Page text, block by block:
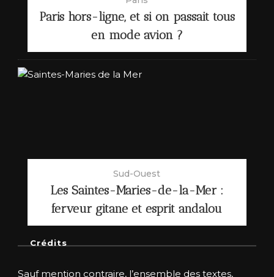
Paris hors-ligne, et si on passait tous
en mode avion ?
Sud-Ouest
Les Saintes-Maries-de-la-Mer :
ferveur gitane et esprit andalou
Crédits
Sauf mention contraire, l’ensemble des textes,